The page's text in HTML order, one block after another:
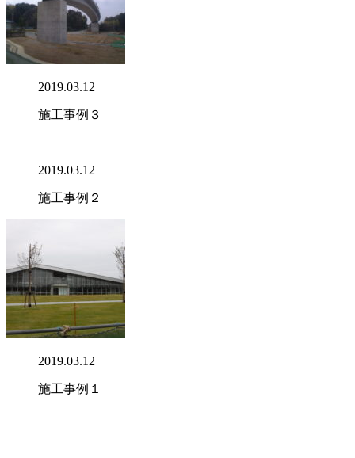
2019.03.12
施工事例３
2019.03.12
施工事例２
2019.03.12
施工事例１